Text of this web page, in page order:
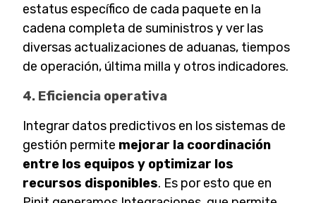
estatus específico de cada paquete en la
cadena completa de suministros y ver las
diversas actualizaciones de aduanas, tiempos
de operación, última milla y otros indicadores.
4. Eficiencia operativa
Integrar datos predictivos en los sistemas de
gestión permite mejorar la coordinación
entre los equipos y optimizar los
recursos disponibles. Es por esto que en